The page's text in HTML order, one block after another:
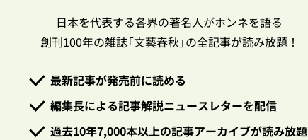
日本を代表する各界の著名人がホンネを語る
創刊100年の雑誌「文藝春秋」の全記事が読み放題！
最新記事が発売前に読める
編集長による記事解説ニュースレターを配信
過去10年7,000本以上の記事アーカイブが読み放題